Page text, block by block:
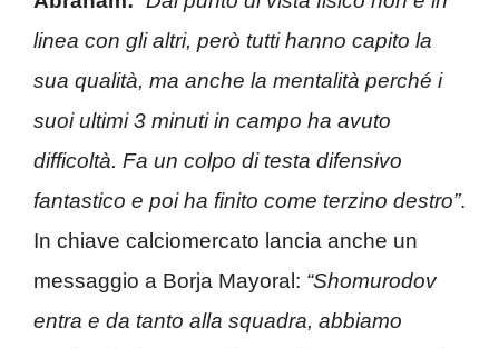
linea con gli altri, però tutti hanno capito la
sua qualità, ma anche la mentalità perché i
suoi ultimi 3 minuti in campo ha avuto
difficoltà. Fa un colpo di testa difensivo
fantastico e poi ha finito come terzino destro”.
In chiave calciomercato lancia anche un
messaggio a Borja Mayoral: “Shomurodov
entra e da tanto alla squadra, abbiamo